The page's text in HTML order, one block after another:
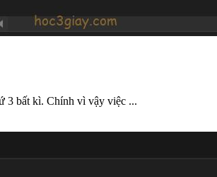
3 bất kì. Chính vì vậy việc ...